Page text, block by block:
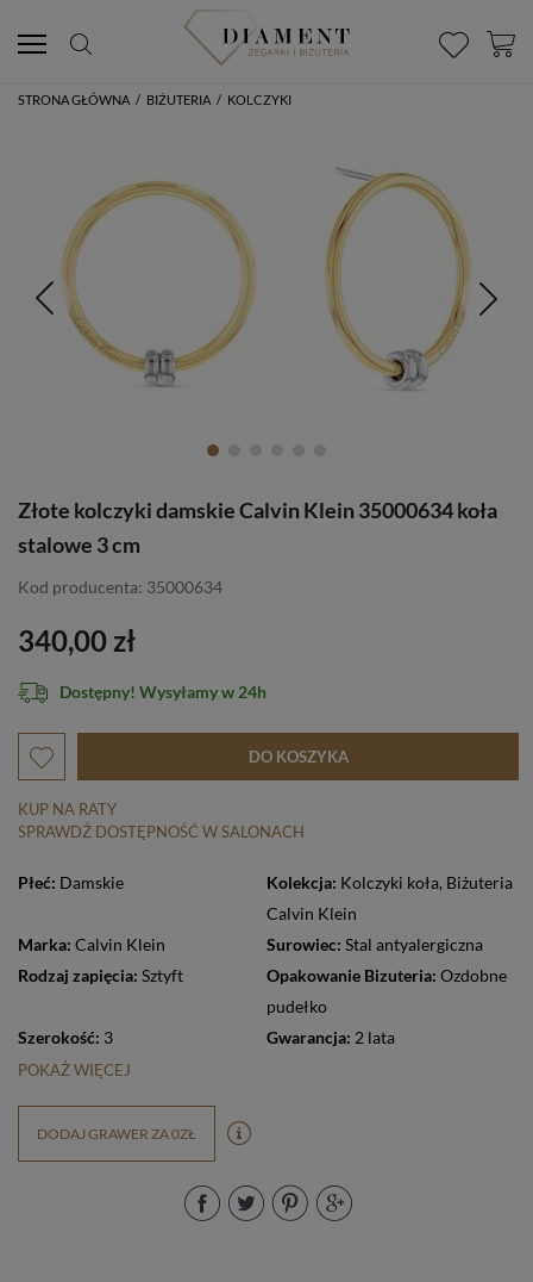
STRONA GŁÓWNA / BIŻUTERIA / KOLCZYKI
Złote kolczyki damskie Calvin Klein 35000634 koła
stalowe 3 cm
Kod producenta: 35000634
340,00 zł
Dostępny! Wysyłamy w 24h
DO KOSZYKA
KUP NA RATY
SPRAWDŹ DOSTĘPNOŚĆ W SALONACH
Płeć: Damskie Kolekcja: Kolczyki koła,
Calvin Klein
Marka: Calvin Klein Surowiec: Stal antyalergiczna
Rodzaj zapięcia: Sztyft Opakowanie Bizuteria: Ozdobne
pudełko
Szerokość: 3 Gwarancja: 2 lata
POKAŻ WIĘCEJ
DODAJ GRAWER ZA 0ZŁ